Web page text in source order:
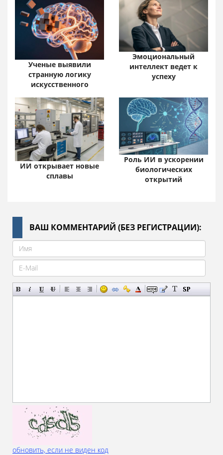
Ученые выявили
странную логику
искусственного
Эмоциональный
интеллект ведет к
успеху
ИИ открывает новые
сплавы
Роль ИИ в ускорении
биологических
открытий
ВАШ КОММЕНТАРИЙ (БЕЗ РЕГИСТРАЦИИ):
обновить, если не виден код